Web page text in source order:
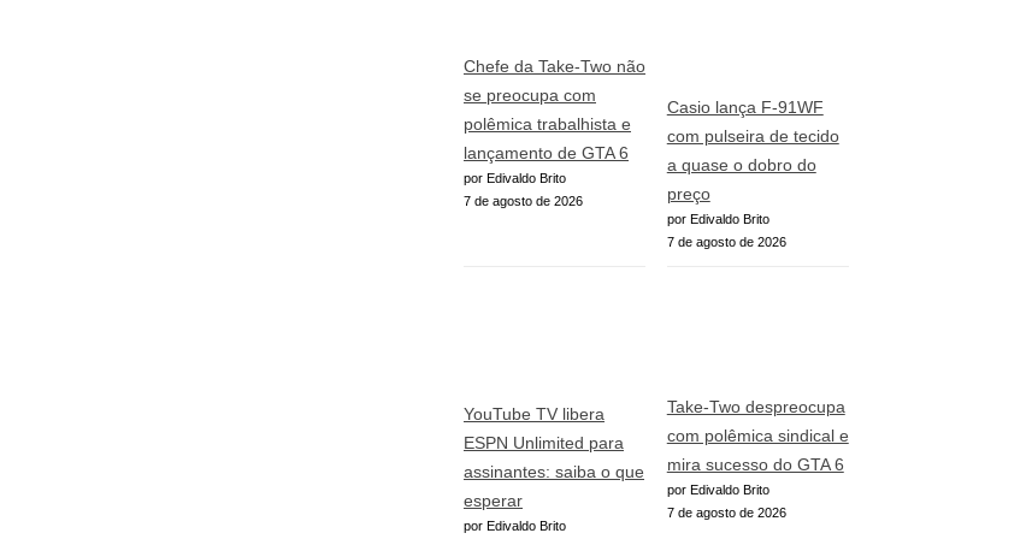
Chefe da Take-Two não
se preocupa com
polêmica trabalhista e
lançamento de GTA 6
por Edivaldo Brito
7 de agosto de 2026
Casio lança F-91WF
com pulseira de tecido
a quase o dobro do
preço
por Edivaldo Brito
7 de agosto de 2026
YouTube TV libera
ESPN Unlimited para
assinantes: saiba o que
esperar
por Edivaldo Brito
Take-Two despreocupa
com polêmica sindical e
mira sucesso do GTA 6
por Edivaldo Brito
7 de agosto de 2026